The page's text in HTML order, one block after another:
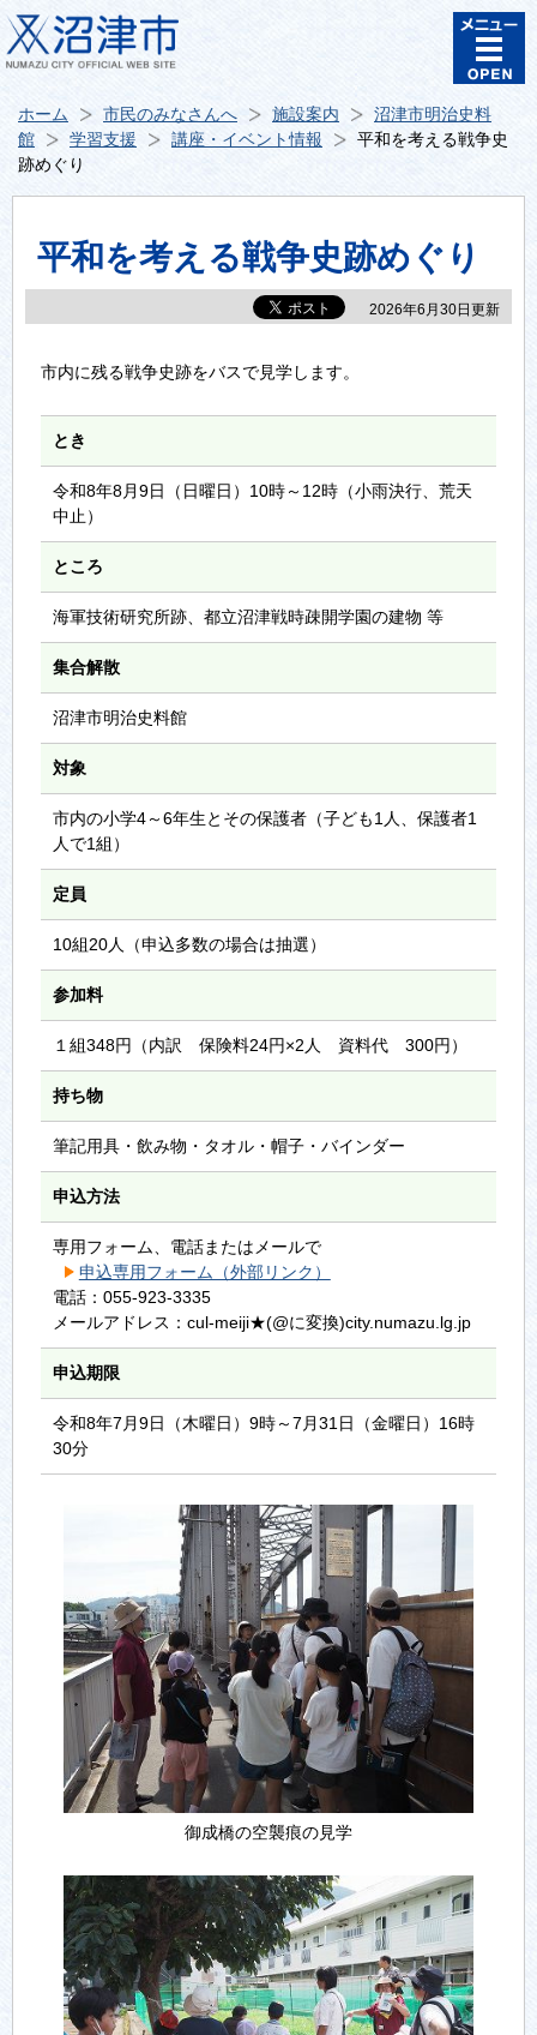
ホーム 市民のみなさんへ 施設案内
沼津市明治史料
館
学習支援 講座・イベント情報
平和を考える戦争史
跡めぐり
平和を考える戦争史跡めぐり
2026年6月30日更新
市内に残る戦争史跡をバスで見学します。
とき
令和8年8月9日（日曜日）10時～12時（小雨決行、荒天
中止）
ところ
海軍技術研究所跡、都立沼津戦時疎開学園の建物 等
集合解散
沼津市明治史料館
対象
市内の小学4～6年生とその保護者（子ども1人、保護者1
人で1組）
定員
10組20人（申込多数の場合は抽選）
参加料
１組348円（内訳 保険料24円×2人 資料代 300円）
持ち物
筆記用具・飲み物・タオル・帽子・バインダー
申込方法
専用フォーム、電話またはメールで
申込専用フォーム（外部リンク）
電話：055-923-3335
メールアドレス：cul-meiji★(@に変換)city.numazu.lg.jp
申込期限
令和8年7月9日（木曜日）9時～7月31日（金曜日）16時
30分
御成橋の空襲痕の見学